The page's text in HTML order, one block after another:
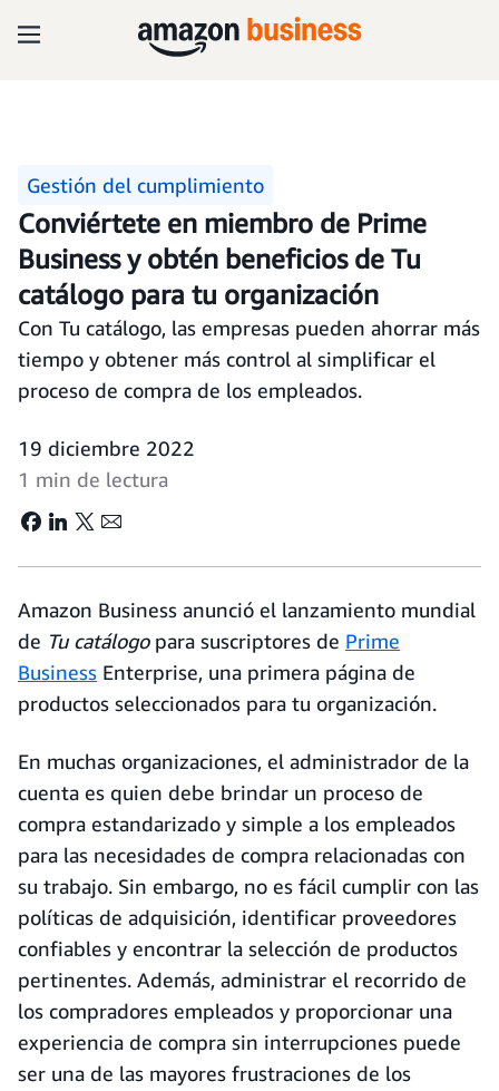
Gestión del cumplimiento
Conviértete en miembro de Prime
Business y obtén beneficios de Tu
catálogo para tu organización
Con Tu catálogo, las empresas pueden ahorrar más
tiempo y obtener más control al simplificar el
proceso de compra de los empleados.
19 diciembre 2022
1 min de lectura
Amazon Business anunció el lanzamiento mundial
de Tu catálogopara suscriptores de Prime
Business Enterprise, una primera página de
productos seleccionados para tu organización.
En muchas organizaciones, el administrador de la
cuenta es quien debe brindar un proceso de
compra estandarizado y simple a los empleados
para las necesidades de compra relacionadas con
su trabajo. Sin embargo, no es fácil cumplir con las
políticas de adquisición, identificar proveedores
confiables y encontrar la selección de productos
pertinentes. Además, administrar el recorrido de
los compradores empleados y proporcionar una
experiencia de compra sin interrupciones puede
ser una de las mayores frustraciones de los